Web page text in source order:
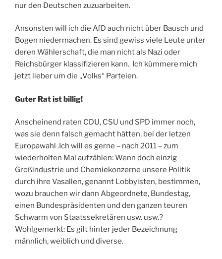
nur den Deutschen zuzuarbeiten.
Ansonsten will ich die AfD auch nicht über Bausch und
Bogen niedermachen. Es sind gewiss viele Leute unter
deren Wählerschaft, die man nicht als Nazi oder
Reichsbürger klassifizieren kann. Ich kümmere mich
jetzt lieber um die „Volks“ Parteien.
Guter Rat ist billig!
Anscheinend raten CDU, CSU und SPD immer noch,
was sie denn falsch gemacht hätten, bei der letzen
Europawahl .Ich will es gerne – nach 2011 – zum
wiederholten Mal aufzählen: Wenn doch einzig
Großindustrie und Chemiekonzerne unsere Politik
durch ihre Vasallen, genannt Lobbyisten, bestimmen,
wozu brauchen wir dann Abgeordnete, Bundestag,
einen Bundespräsidenten und den ganzen teuren
Schwarm von Staatssekretären usw. usw.?
Wohlgemerkt: Es gilt hinter jeder Bezeichnung
männlich, weiblich und diverse.